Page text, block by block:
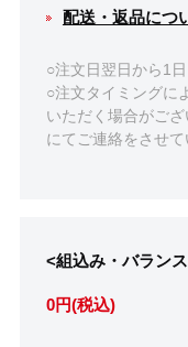
配送・返品につ
○注文日翌日から1
○注文タイミングに
いただく場合がご
にてご連絡をさせて
<組込み・バラン
0円(税込)